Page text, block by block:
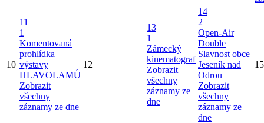
10
11
1
Komentovaná
prohlídka
výstavy
HLAVOLAMŮ
Zobrazit
všechny
záznamy ze dne
12
13
1
Zámecký
kinematograf
Zobrazit
všechny
záznamy ze
dne
14
2
Open-Air
Double
Slavnost obce
Jeseník nad
Odrou
Zobrazit
všechny
záznamy ze
dne
15